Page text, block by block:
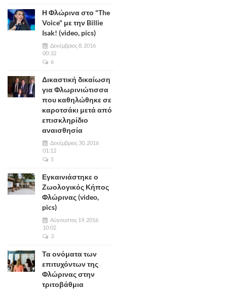
Η Φλώρινα στο "The
Voice" με την Billie
Isak! (video, pics)
Δεκέμβριος 8, 2016
00:32
6
Δικαστική δικαίωση
για Φλωρινιώτισσα
που καθηλώθηκε σε
καροτσάκι μετά από
επισκληρίδιο
αναισθησία
Δεκέμβριος 30, 2016
01:12
5
Εγκαινιάστηκε ο
Ζωολογικός Κήπος
Φλώρινας (video,
pics)
Αύγουστος 19, 2016
10:02
3
Τα ονόματα των
επιτυχόντων της
Φλώρινας στην
τριτοβάθμια